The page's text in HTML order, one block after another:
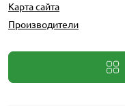
Карта сайта
Производители